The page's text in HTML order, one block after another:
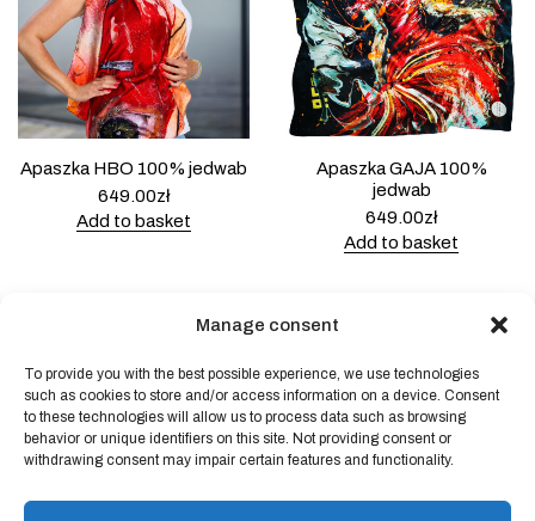
Manage consent
To provide you with the best possible experience, we use technologies
such as cookies to store and/or access information on a device. Consent
to these technologies will allow us to process data such as browsing
behavior or unique identifiers on this site. Not providing consent or
withdrawing consent may impair certain features and functionality.
Apaszka HBO 100% jedwab
649.00zł
Add to basket
Apaszka GAJA 100%
jedwab
649.00zł
Add to basket
Powered byBlock Shop.
shop